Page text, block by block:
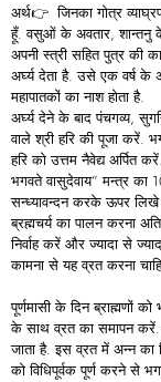
अर्थ👉 जिनका गोत्र
हूँ. वसुओं के अवतार, शान्तनु के
अपनी स्त्री सहित पुत्र की
अर्घ्य देता है. उसे एक वर्ष के
महापातकों का नाश होता है.
अर्घ्य देने के बाद पंचगव्य,
वाले श्री हरि की पूजा करें.
हरि को उत्तम नैवेद्य अर्पित
भगवते वासुदेवाय” मन्त्र का
सन्ध्यावन्दन करके ऊपर
ब्रह्मचर्य का पालन करना
निर्वाह करें और ज्यादा से
कामना से यह व्रत करना
पूर्णमासी के दिन ब्राह्मणों
के साथ व्रत का समापन करें.
जाता है. इस व्रत में अन्न का
को विधिपूर्वक पूर्ण करने से